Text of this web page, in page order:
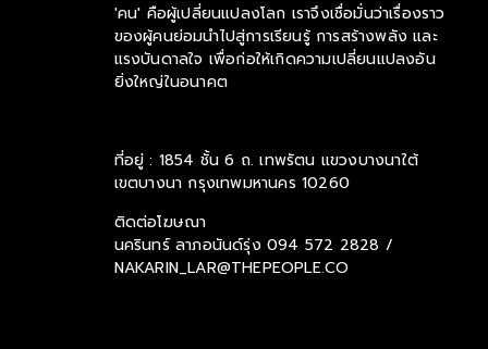
'คน' คือผู้เปลี่ยนแปลงโลก เราจึงเชื่อมั่นว่าเรื่องราว
ของผู้คนย่อมนำไปสู่การเรียนรู้ การสร้างพลัง และ
แรงบันดาลใจ เพื่อก่อให้เกิดความเปลี่ยนแปลงอัน
ยิ่งใหญ่ในอนาคต
ที่อยู่ : 1854 ชั้น 6 ถ. เทพรัตน แขวงบางนาใต้
เขตบางนา กรุงเทพมหานคร 10260
ติดต่อโฆษณา
นครินทร์ ลาภอนันด์รุ่ง 094 572 2828 /
NAKARIN_LAR@THEPEOPLE.CO